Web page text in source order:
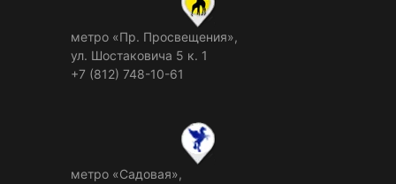
метро «Пр. Просвещения»,
ул. Шостаковича 5 к. 1
+7 (812) 748-10-61
метро «Садовая»,